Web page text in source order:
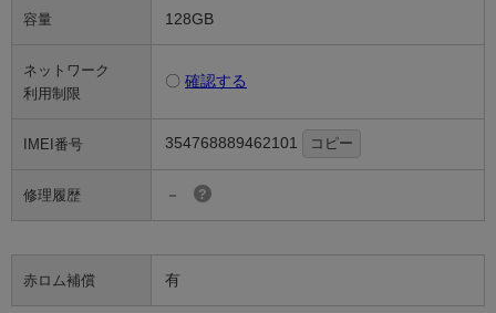
容量 128GB
ネットワーク
利用制限
〇 確認する
IMEI番号 354768889462101 コピー
修理履歴 － ?
赤ロム補償 有